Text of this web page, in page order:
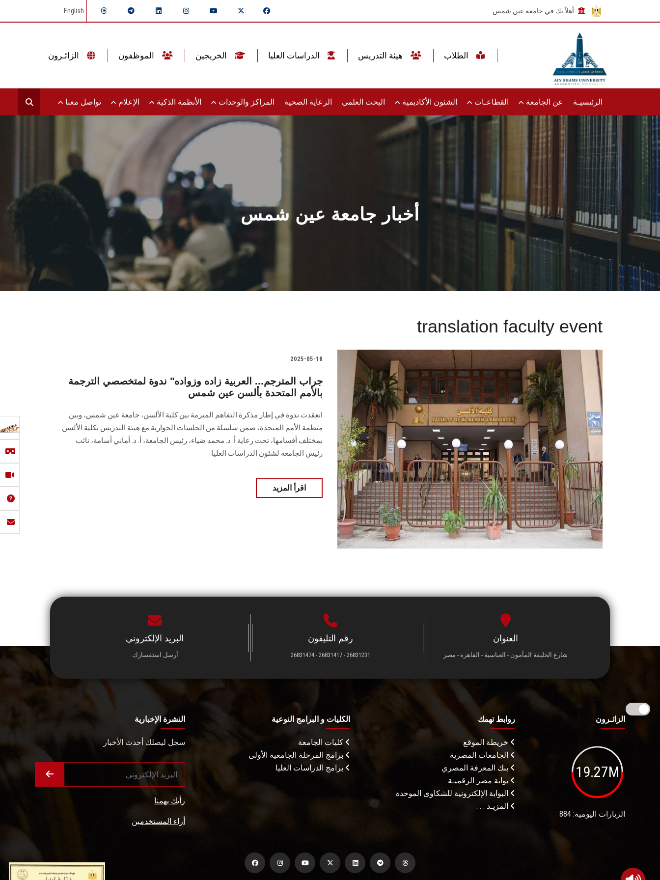
أهلاً بك في جامعة عين شمس English
الرئيسيـة عن الجامعة القطاعـات الشئون الأكاديمية البحث العلمي الرعاية الصحية المراكز والوحدات الأنظمة الذكية الإعلام تواصل معنا
أخبار جامعة عين شمس
translation faculty event
2025-05-18
جراب المترجم... العربية زاده وزواده" ندوة لمتخصصي الترجمة
بالأمم المتحدة بألسن عين شمس
انعقدت ندوة في إطار مذكرة التفاهم المبرمة بين كلية الألسن، جامعة عين شمس، وبين
منظمة الأمم المتحدة، ضمن سلسلة من الجلسات الحوارية مع هيئة التدريس بكلية الألسن
بمختلف أقسامها، تحت رعاية أ. د. محمد ضياء، رئيس الجامعة، أ. د. أماني أسامة، نائب
رئيس الجامعة لشئون الدراسات العليا
اقرأ المزيد
العنوان
شارع الخليفة المأمون - العباسية - القاهرة - مصر
رقم التليفون
26831231 - 26831417 - 26831474
البريد الإلكتروني
أرسل استفسارك.
الزائـرون
19.27M
الزيارات اليومية: 884
روابط تهمك
خريطة الموقع
الجامعات المصرية
بنك المعرفة المصري
بوابة مصر الرقميـة
البوابة الإلكترونية للشكاوى الموحدة
المزيـد . . .
الكليات و البرامج النوعية
كليات الجامعة
برامج المرحلة الجامعية الأولى
برامج الدراسات العليا
النشرة الإخبارية
سجل ليصلك أحدث الأخبار
رأيك يهمنا
أراء المستخدمين